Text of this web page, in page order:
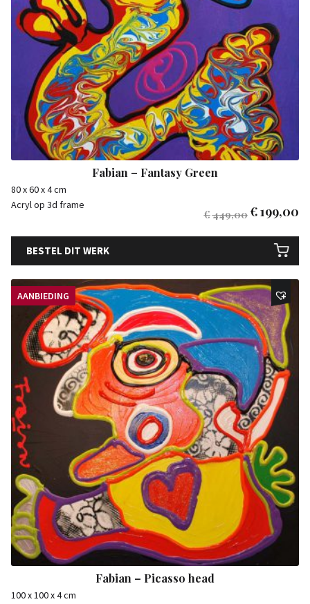
Fabian – Fantasy Green
80 x 60 x 4 cm
Acryl op 3d frame
€449,00€199,00
BESTEL DIT WERK
AANBIEDING
Fabian – Picasso head
100 x 100 x 4 cm